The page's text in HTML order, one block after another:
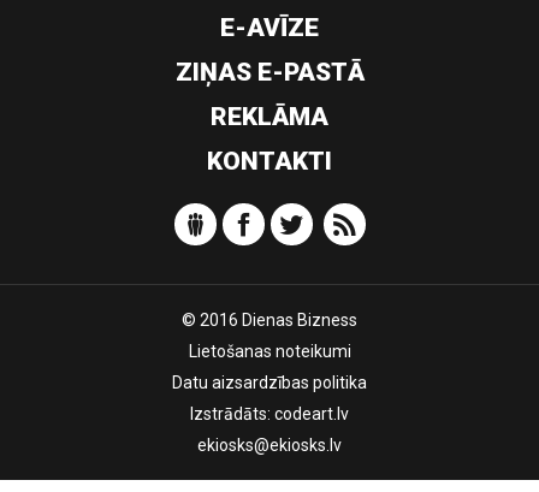
E-AVĪZE
ZIŅAS E-PASTĀ
REKLĀMA
KONTAKTI
© 2016 Dienas Bizness
Lietošanas noteikumi
Datu aizsardzības politika
Izstrādāts: codeart.lv
ekiosks@ekiosks.lv